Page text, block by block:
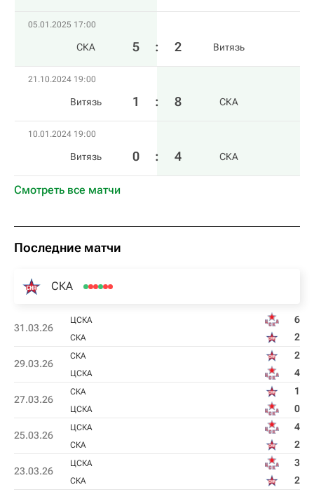
05.01.2025 17:00
СКА 5 : 2 Витязь
21.10.2024 19:00
Витязь 1 : 8 СКА
10.01.2024 19:00
Витязь 0 : 4 СКА
Смотреть все матчи
Последние матчи
СКА
31.03.26
ЦСКА 6
СКА 2
29.03.26
СКА 2
ЦСКА 4
27.03.26
СКА 1
ЦСКА 0
25.03.26
ЦСКА 4
СКА 2
23.03.26
ЦСКА 3
СКА 2